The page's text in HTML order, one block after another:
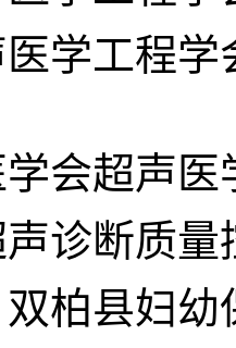
学工程
会超声
诊断质
双柏县妇